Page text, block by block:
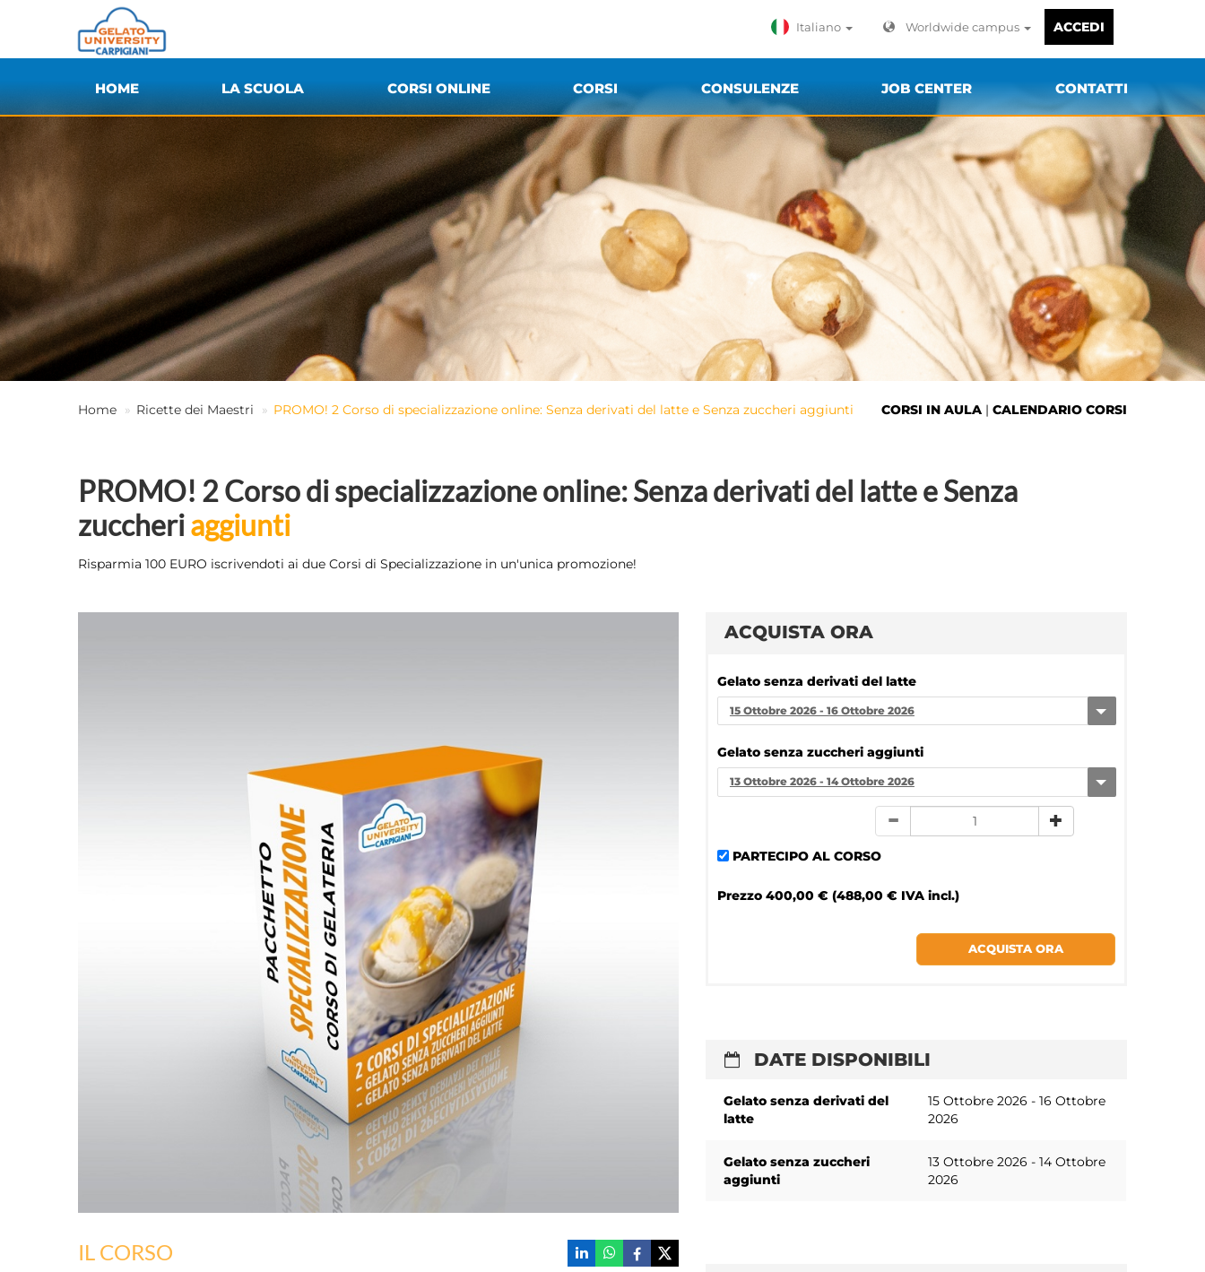
Italiano Worldwide campus ACCEDI
HOME LA SCUOLA CORSI ONLINE CORSI CONSULENZE JOB CENTER CONTATTI
Home Ricette dei Maestri PROMO! 2 Corso di specializzazione online: Senza derivati ​​del latte e Senza zuccheri aggiunti CORSI IN AULA | CALENDARIO CORSI
PROMO! 2 Corso di specializzazione online: Senza derivati ​​del latte e Senza
zuccheriaggiunti
Risparmia 100 EURO iscrivendoti ai due Corsi di Specializzazione in un'unica promozione!
IL CORSO
ACQUISTA ORA
Gelato senza derivati del latte
15 Ottobre 2026 - 16 Ottobre 2026
Gelato senza zuccheri aggiunti
13 Ottobre 2026 - 14 Ottobre 2026
PARTECIPO AL CORSO
Prezzo 400,00 € (488,00 € IVA incl.)
DATE DISPONIBILI
Gelato senza derivati del
latte
15 Ottobre 2026 - 16 Ottobre
2026
Gelato senza zuccheri
aggiunti
13 Ottobre 2026 - 14 Ottobre
2026